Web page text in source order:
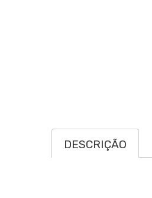
DESCRIÇÃO